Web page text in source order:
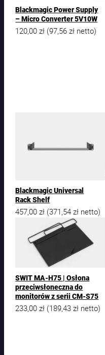
Blackmagic Power Supply
– Micro Converter 5V10W
120,00zł (97,56zł netto)
Blackmagic Universal
Rack Shelf
457,00zł (371,54zł netto)
SWIT MA-H75 | Osłona
przeciwsłoneczna do
monitorów z serii CM-S75
233,00zł (189,43zł netto)